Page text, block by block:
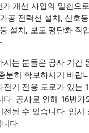
개선 사업의 일환으
공 전력선 설치, 신호
설치, 보도 평탄화 작
시는 분들은 공사 기간
분히 확보하시기 바랍
전거 전용 도로가 있는
다. 공사로 인해 16번가
전될 수 있습니다. 임시
다.